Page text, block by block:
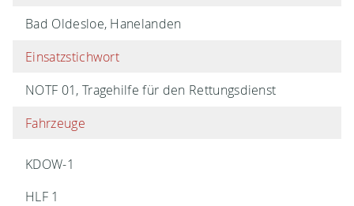
Bad Oldesloe, Hanelanden
Einsatzstichwort
NOTF 01, Tragehilfe für den Rettungsdienst
Fahrzeuge
KDOW-1
HLF 1